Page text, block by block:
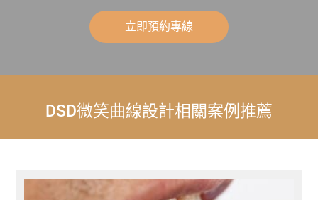
立即預約專線
DSD微笑曲線設計相關案例推薦